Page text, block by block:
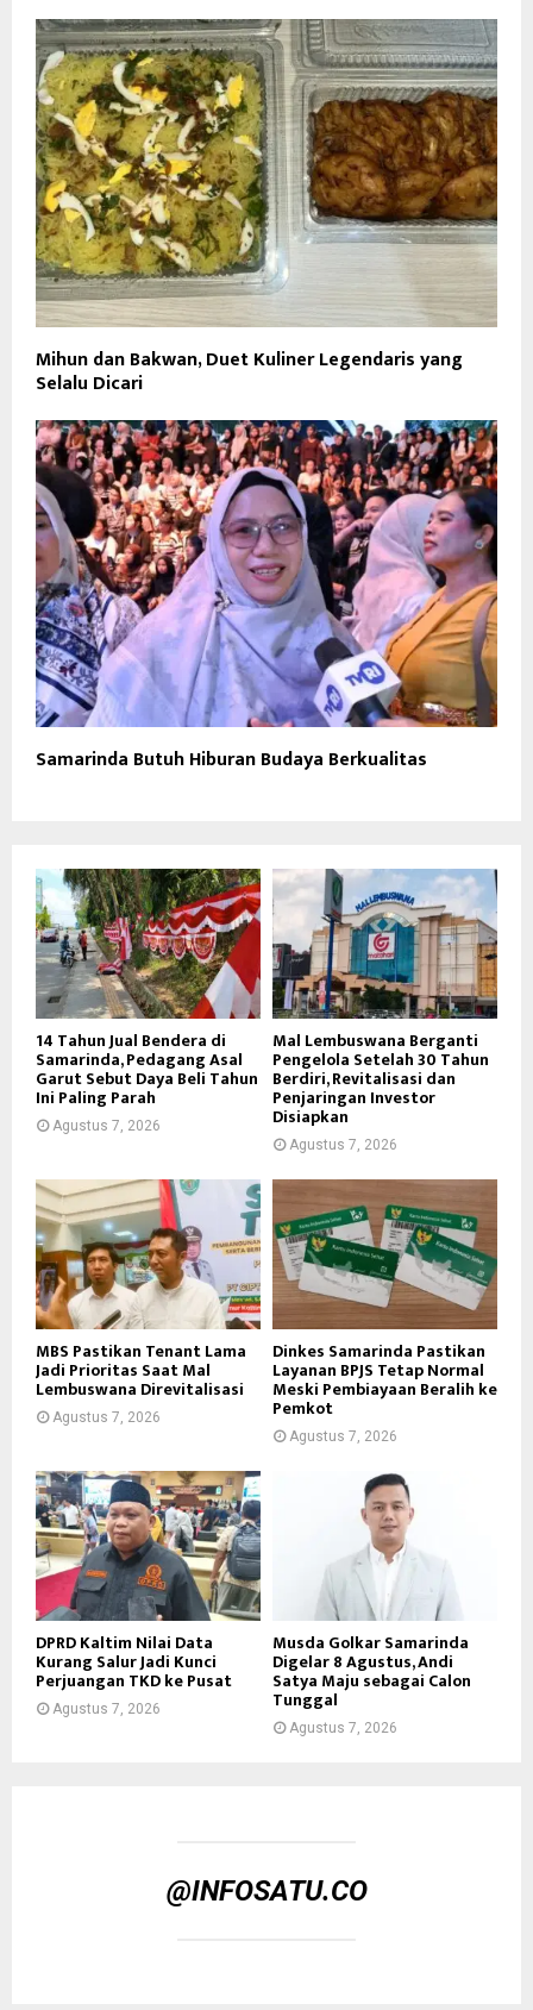
Mihun dan Bakwan, Duet Kuliner Legendaris yang
Selalu Dicari
Samarinda Butuh Hiburan Budaya Berkualitas
14 Tahun Jual Bendera di
Samarinda, Pedagang Asal
Garut Sebut Daya Beli Tahun
Ini Paling Parah
Agustus 7, 2026
Mal Lembuswana Berganti
Pengelola Setelah 30 Tahun
Berdiri, Revitalisasi dan
Penjaringan Investor
Disiapkan
Agustus 7, 2026
MBS Pastikan Tenant Lama
Jadi Prioritas Saat Mal
Lembuswana Direvitalisasi
Agustus 7, 2026
Dinkes Samarinda Pastikan
Layanan BPJS Tetap Normal
Meski Pembiayaan Beralih ke
Pemkot
Agustus 7, 2026
DPRD Kaltim Nilai Data
Kurang Salur Jadi Kunci
Perjuangan TKD ke Pusat
Agustus 7, 2026
Musda Golkar Samarinda
Digelar 8 Agustus, Andi
Satya Maju sebagai Calon
Tunggal
Agustus 7, 2026
@INFOSATU.CO